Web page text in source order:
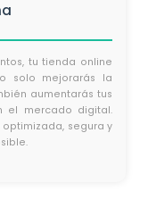
tu tienda online
solo mejorarás la
aumentarás tus
el mercado digital.
segura y